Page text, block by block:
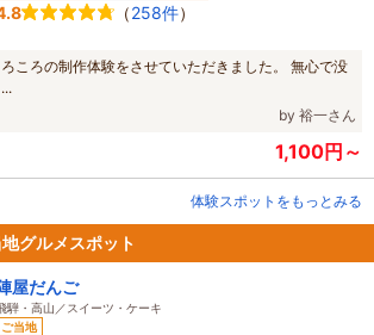
（258件）
ころの制作体験をさせていただきました。 無心で没
by 裕一さん
1,100円～
体験スポットをもっとみる
グルメスポット
屋だんご
騨・高山／スイーツ・ケーキ
ご当地